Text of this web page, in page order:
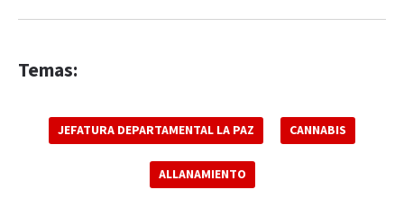
Temas:
JEFATURA DEPARTAMENTAL LA PAZ CANNABIS
ALLANAMIENTO